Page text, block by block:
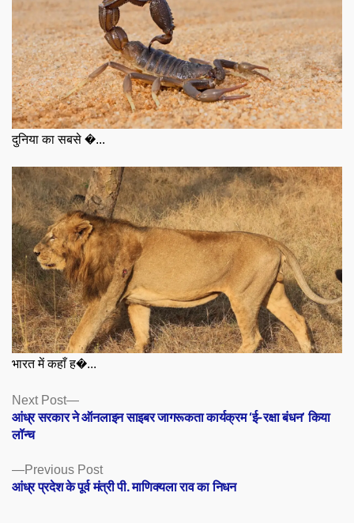
दुनिया का सबसे �...
भारत में कहाँ ह�...
Posts
navigation
Previous PostPrevious
post:
आंध्र प्रदेश के पूर्व मंत्री पी. माणिक्यला राव का निधन
Next Post
Next
post:
आंध्र सरकार ने ऑनलाइन साइबर जागरूकता कार्यक्रम ‘ई-रक्षा बंधन’ किया
लॉन्च